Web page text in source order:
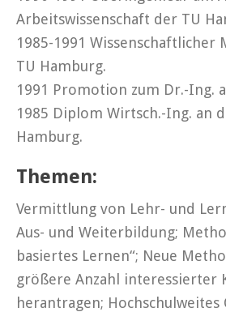
Arbeitswissenschaft der TU
1985-1991
TU Hamburg.
1991 Promotion zum Dr.-Ing.
1985 Diplom Wirtsch.-Ing. an
Hamburg.
Themen:
Vermittlung von Lehr- und
Aus- und Weiterbildung;
basiertes Lernen“; Neue
größere Anzahl interessierter
herantragen;